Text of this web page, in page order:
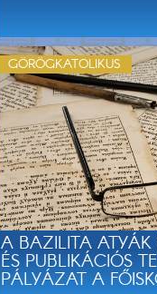
A BAZILITA
ÉS PUBLIKÁCIÓS
PÁLYÁZAT A
GÖRÖGKATOLIKUS